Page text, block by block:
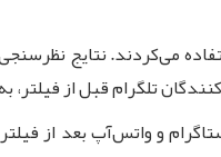
و واتس‌آپ بعد از